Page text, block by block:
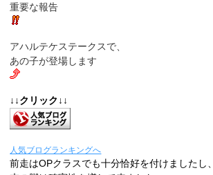
重要な報告
アハルテケステークスで、
あの子が登場します
↓↓クリック↓↓
人気ブログランキングへ
前走はOPクラスでも十分恰好を付けましたし、